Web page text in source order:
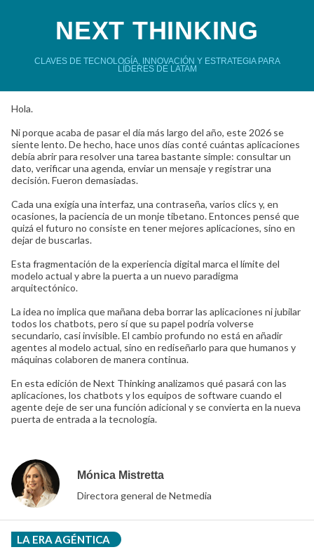
NEXT THINKING
CLAVES DE TECNOLOGÍA, INNOVACIÓN Y ESTRATEGIA PARA
LÍDERES DE LATAM
Hola.
Ni porque acaba de pasar el día más largo del año, este 2026 se
siente lento. De hecho, hace unos días conté cuántas aplicaciones
debía abrir para resolver una tarea bastante simple: consultar un
dato, verificar una agenda, enviar un mensaje y registrar una
decisión. Fueron demasiadas.
Cada una exigía una interfaz, una contraseña, varios clics y, en
ocasiones, la paciencia de un monje tibetano. Entonces pensé que
quizá el futuro no consiste en tener mejores aplicaciones, sino en
dejar de buscarlas.
Esta fragmentación de la experiencia digital marca el límite del
modelo actual y abre la puerta a un nuevo paradigma
arquitectónico.
La idea no implica que mañana deba borrar las aplicaciones ni jubilar
todos los chatbots, pero sí que su papel podría volverse
secundario, casi invisible. El cambio profundo no está en añadir
agentes al modelo actual, sino en rediseñarlo para que humanos y
máquinas colaboren de manera continua.
En esta edición de Next Thinking analizamos qué pasará con las
aplicaciones, los chatbots y los equipos de software cuando el
agente deje de ser una función adicional y se convierta en la nueva
puerta de entrada a la tecnología.
Mónica Mistretta
Directora general de Netmedia
LA ERA AGÉNTICA